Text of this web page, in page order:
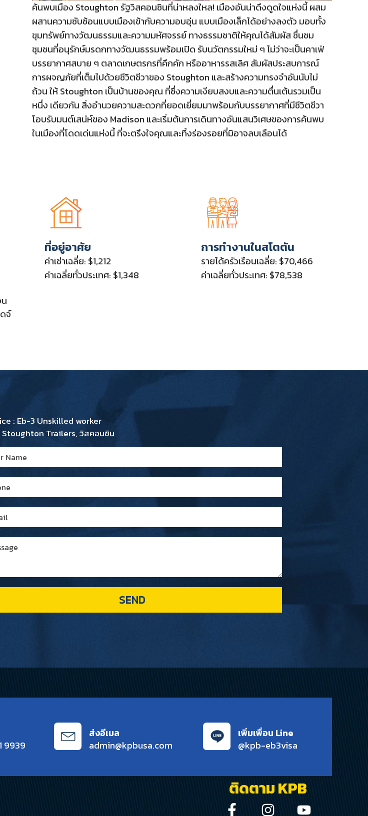
ค้นพบเมือง Stoughton รัฐวิสคอนซินที่น่าหลงใหล! เมืองอันน่าดึงดูดใจแห่งนี้ ผสม
ผสานความซับซ้อนแบบเมืองเข้ากับความอบอุ่น แบบเมืองเล็กได้อย่างลงตัว มอบทั้ง
ขุมทรัพย์ทางวัฒนธรรมและความมหัศจรรย์ ทางธรรมชาติให้คุณได้สัมผัส ชื่นชม
ชุมชนที่อนุรักษ์มรดกทางวัฒนธรรมพร้อมเปิด รับนวัตกรรมใหม่ ๆ ไม่ว่าจะเป็นคาเฟ่
บรรยากาศสบาย ๆ ตลาดเกษตรกรที่คึกคัก หรืออาหารรสเลิศ สัมผัสประสบการณ์
การผจญภัยที่เต็มไปด้วยชีวิตชีวาของ Stoughton และสร้างความทรงจำอันนับไม่
ถ้วน ให้ Stoughton เป็นบ้านของคุณ ที่ซึ่งความเงียบสงบและความตื่นเต้นรวมเป็น
หนึ่ง เดียวกัน สิ่งอำนวยความสะดวกที่ยอดเยี่ยมมาพร้อมกับบรรยากาศที่มีชีวิตชีวา
โอบรับมนต์เสน่ห์ของ Madison และเริ่มต้นการเดินทางอันแสนวิเศษของการค้นพบ
ในเมืองที่โดดเด่นแห่งนี้ ที่จะตรึงใจคุณและทิ้งร่องรอยที่มิอาจลบเลือนได้
จ์
ที่อยู่อาศัย
ค่าเช่าเฉลี่ย: $1,212
ค่าเฉลี่ยทั่วประเทศ: $1,348
การทำงานในสโตตัน
รายได้ครัวเรือนเฉลี่ย: $70,466
ค่าเฉลี่ยทั่วประเทศ: $78,538
: Eb-3 Unskilled worker
Stoughton Trailers, วิสคอนซิน
SEND
9939
ส่งอีเมล
admin@kpbusa.com
เพิ่มเพื่อน Line
@kpb-eb3visa
ติดตาม KPB